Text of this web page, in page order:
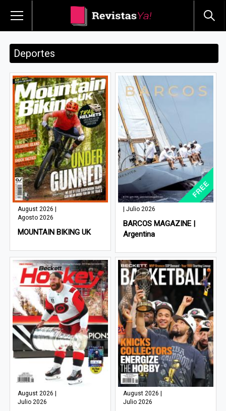
Deportes
August 2026 |
Agosto 2026
MOUNTAIN BIKING UK
| Julio 2026
BARCOS MAGAZINE |
Argentina
August 2026 |
Julio 2026
August 2026 |
Julio 2026